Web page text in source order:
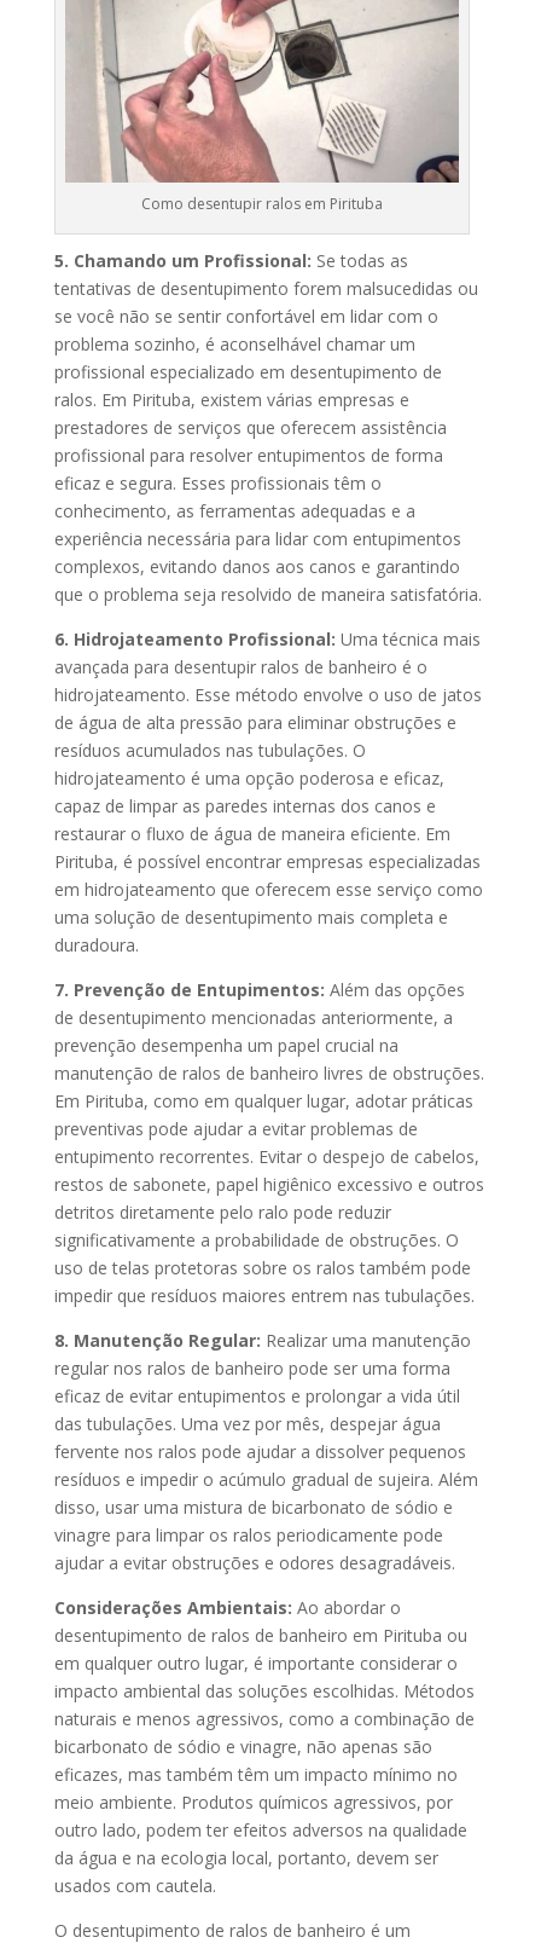
Como desentupir ralos em Pirituba
5. Chamando um Profissional: Se todas as
tentativas de desentupimento forem malsucedidas ou
se você não se sentir confortável em lidar com o
problema sozinho, é aconselhável chamar um
profissional especializado em desentupimento de
ralos. Em Pirituba, existem várias empresas e
prestadores de serviços que oferecem assistência
profissional para resolver entupimentos de forma
eficaz e segura. Esses profissionais têm o
conhecimento, as ferramentas adequadas e a
experiência necessária para lidar com entupimentos
complexos, evitando danos aos canos e garantindo
que o problema seja resolvido de maneira satisfatória.
6. Hidrojateamento Profissional: Uma técnica mais
avançada para desentupir ralos de banheiro é o
hidrojateamento. Esse método envolve o uso de jatos
de água de alta pressão para eliminar obstruções e
resíduos acumulados nas tubulações. O
hidrojateamento é uma opção poderosa e eficaz,
capaz de limpar as paredes internas dos canos e
restaurar o fluxo de água de maneira eficiente. Em
Pirituba, é possível encontrar empresas especializadas
em hidrojateamento que oferecem esse serviço como
uma solução de desentupimento mais completa e
duradoura.
7. Prevenção de Entupimentos: Além das opções
de desentupimento mencionadas anteriormente, a
prevenção desempenha um papel crucial na
manutenção de ralos de banheiro livres de obstruções.
Em Pirituba, como em qualquer lugar, adotar práticas
preventivas pode ajudar a evitar problemas de
entupimento recorrentes. Evitar o despejo de cabelos,
restos de sabonete, papel higiênico excessivo e outros
detritos diretamente pelo ralo pode reduzir
significativamente a probabilidade de obstruções. O
uso de telas protetoras sobre os ralos também pode
impedir que resíduos maiores entrem nas tubulações.
8. Manutenção Regular: Realizar uma manutenção
regular nos ralos de banheiro pode ser uma forma
eficaz de evitar entupimentos e prolongar a vida útil
das tubulações. Uma vez por mês, despejar água
fervente nos ralos pode ajudar a dissolver pequenos
resíduos e impedir o acúmulo gradual de sujeira. Além
disso, usar uma mistura de bicarbonato de sódio e
vinagre para limpar os ralos periodicamente pode
ajudar a evitar obstruções e odores desagradáveis.
Considerações Ambientais: Ao abordar o
desentupimento de ralos de banheiro em Pirituba ou
em qualquer outro lugar, é importante considerar o
impacto ambiental das soluções escolhidas. Métodos
naturais e menos agressivos, como a combinação de
bicarbonato de sódio e vinagre, não apenas são
eficazes, mas também têm um impacto mínimo no
meio ambiente. Produtos químicos agressivos, por
outro lado, podem ter efeitos adversos na qualidade
da água e na ecologia local, portanto, devem ser
usados com cautela.
O desentupimento de ralos de banheiro é um